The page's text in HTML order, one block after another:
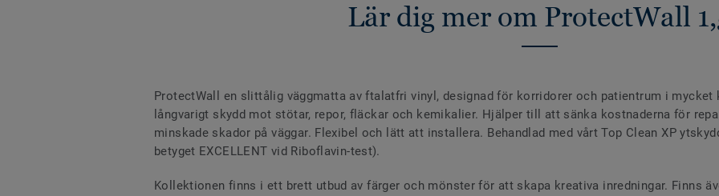
Lär dig mer om ProtectWall
ProtectWall en slittålig väggmatta av ftalatfri vinyl, designad för korridorer och patientrum i mycket
långvarigt skydd mot stötar, repor, fläckar och kemikalier. Hjälper till att sänka kostnaderna för
minskade skador på väggar. Flexibel och lätt att installera. Behandlad med vårt Top Clean XP
betyget EXCELLENT vid Riboflavin-test).
Kollektionen finns i ett brett utbud av färger och mönster för att skapa kreativa inredningar. Finns